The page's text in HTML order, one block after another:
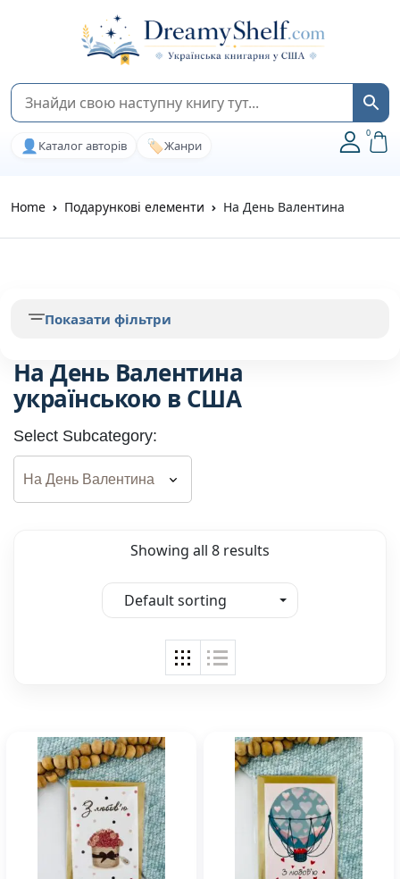
👤 Каталог авторів 🏷️Жанри
0
Home Подарункові елементи На День Валентина
На День Валентина
українською в США
Select Subcategory:
Showing all 8 results
Default sorting
Показати фільтри